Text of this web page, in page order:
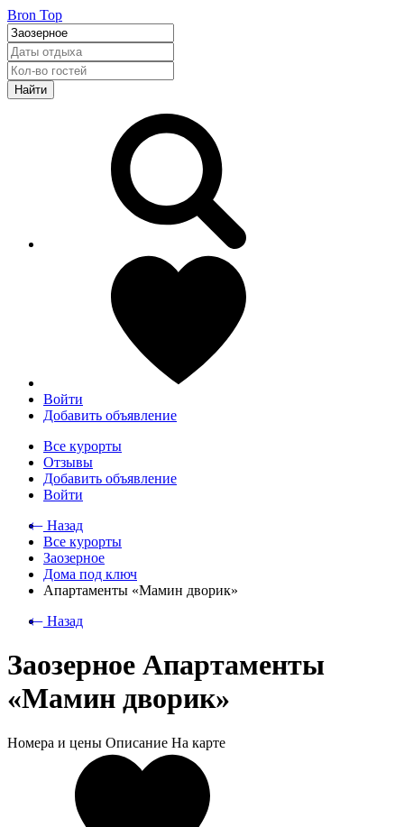
Bron Top
Найти
Войти
Добавить объявление
Все курорты
Отзывы
Добавить объявление
Войти
⃪ Назад
Все курорты
Заозерное
Дома под ключ
Апартаменты «Мамин дворик»
⃪ Назад
Заозерное Апартаменты
«Мамин дворик»
Номера и цены Описание На карте